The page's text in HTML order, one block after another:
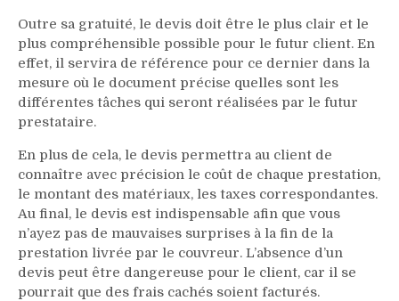
Outre sa gratuité, le devis doit être le plus clair et le
plus compréhensible possible pour le futur client. En
effet, il servira de référence pour ce dernier dans la
mesure où le document précise quelles sont les
différentes tâches qui seront réalisées par le futur
prestataire.
En plus de cela, le devis permettra au client de
connaître avec précision le coût de chaque prestation,
le montant des matériaux, les taxes correspondantes.
Au final, le devis est indispensable afin que vous
n’ayez pas de mauvaises surprises à la fin de la
prestation livrée par le couvreur. L’absence d’un
devis peut être dangereuse pour le client, car il se
pourrait que des frais cachés soient facturés.